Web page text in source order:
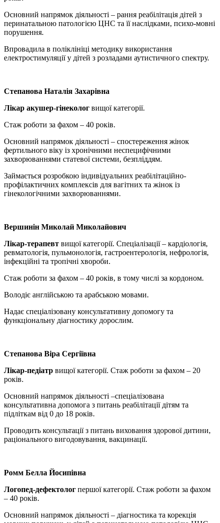
Основний напрямок діяльності – рання реабілітація дітей з
перинатальною патологією ЦНС та її наслідками, психо-мовні
порушення.
Впровадила в поліклініці методику використання
електростимуляції у дітей з розладами аутистичного спектру.
Степанова Наталія Захарівна
Лікар акушер-гінеколог вищої категорії.
Стаж роботи за фахом – 40 років.
Основний напрямок діяльності – спостереження жінок
фертильного віку із хронічними неспецифічними
захворюваннями статевої системи, безпліддям.
Займається розробкою індивідуальних реабілітаційно-
профілактичних комплексів для вагітних та жінок із
гінекологічними захворюваннями.
Вершинін Миколай Миколайович
Лікар-терапевт вищої категорії. Спеціалізації – кардіологія,
ревматологія, пульмонологія, гастроентерологія, нефрологія,
інфекційні та тропічні хвороби.
Стаж роботи за фахом – 40 років, в тому числі за кордоном.
Володіє англійською та арабською мовами.
Надає спеціалізовану консультативну допомогу та
функціональну діагностику дорослим.
Степанова Віра Сергіївна
Лікар-педіатр вищої категорії. Стаж роботи за фахом – 20
років.
Основний напрямок діяльності –спеціалізована
консультативна допомога з питань реабілітації дітям та
підліткам від 0 до 18 років.
Проводить консультації з питань виховання здорової дитини,
раціонального вигодовування, вакцинації.
Ромм Белла Йосипівна
Логопед-дефектолог першої категорії. Стаж роботи за фахом
– 40 років.
Основний напрямок діяльності – діагностика та корекція